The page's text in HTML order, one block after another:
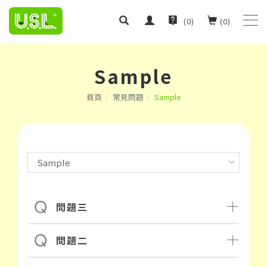
(0)
(0)
Sample
首頁 常見問題 Sample
問題三
問題二